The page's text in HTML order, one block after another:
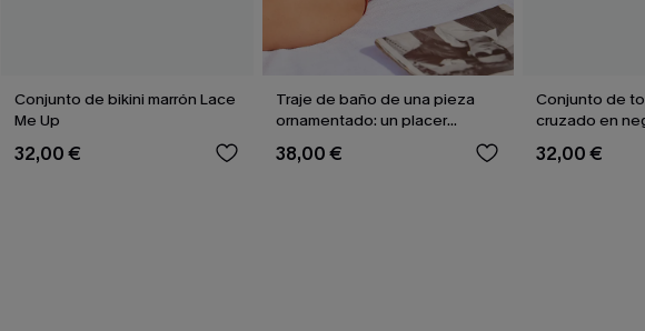
Conjunto de bikini marrón Lace
Me Up
32,00 €
Traje de baño de una pieza
ornamentado: un placer
culpable
38,00 €
Conjunto de
cruzado en
braguitas de
32,00 €